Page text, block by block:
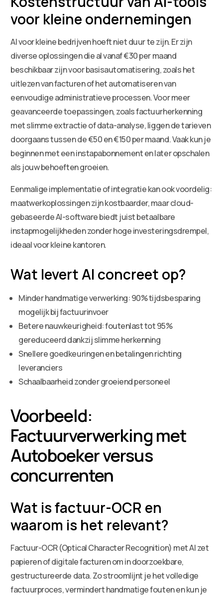
voor kleine ondernemingen
AI voor kleine bedrijven hoeft niet duur te zijn. Er zijn
diverse oplossingen die al vanaf €30 per maand
beschikbaar zijn voor basisautomatisering, zoals het
uitlezen van facturen of het automatiseren van
eenvoudige administratieve processen. Voor meer
geavanceerde toepassingen, zoals factuurherkenning
met slimme extractie of data-analyse, liggen de tarieven
doorgaans tussen de €50 en €150 per maand. Vaak kun je
beginnen met een instapabonnement en later opschalen
als jouw behoeften groeien.
Eenmalige implementatie of integratie kan ook voordelig:
maatwerkoplossingen zijn kostbaarder, maar cloud-
gebaseerde AI-software biedt juist betaalbare
instapmogelijkheden zonder hoge investeringsdrempel,
ideaal voor kleine kantoren.
Wat levert AI concreet op?
Minder handmatige verwerking: 90% tijdsbesparing
mogelijk bij factuurinvoer
Betere nauwkeurigheid: foutenlast tot 95%
gereduceerd dankzij slimme herkenning
Snellere goedkeuringen en betalingen richting
leveranciers
Schaalbaarheid zonder groeiend personeel
Voorbeeld:
Factuurverwerking met
Autoboeker versus
concurrenten
Wat is factuur-OCR en
waarom is het relevant?
Factuur-OCR (Optical Character Recognition) met AI zet
papieren of digitale facturen om in doorzoekbare,
gestructureerde data. Zo stroomlijnt je het volledige
factuurproces, vermindert handmatige fouten en kun je